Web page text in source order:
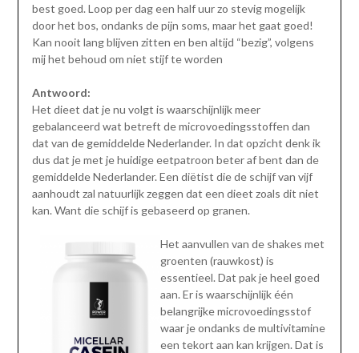
best goed. Loop per dag een half uur zo stevig mogelijk
door het bos, ondanks de pijn soms, maar het gaat goed!
Kan nooit lang blijven zitten en ben altijd “bezig”, volgens
mij het behoud om niet stijf te worden
Antwoord:
Het dieet dat je nu volgt is waarschijnlijk meer
gebalanceerd wat betreft de microvoedingsstoffen dan
dat van de gemiddelde Nederlander. In dat opzicht denk ik
dus dat je met je huidige eetpatroon beter af bent dan de
gemiddelde Nederlander. Een diëtist die de schijf van vijf
aanhoudt zal natuurlijk zeggen dat een dieet zoals dit niet
kan. Want die schijf is gebaseerd op granen.
Het aanvullen van de shakes met
groenten (rauwkost) is
essentieel. Dat pak je heel goed
aan. Er is waarschijnlijk één
belangrijke microvoedingsstof
waar je ondanks de multivitamine
een tekort aan kan krijgen. Dat is